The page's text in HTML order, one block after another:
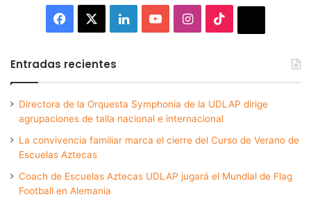
Facebook LinkedInYouTubeInstagram
Entradas recientes
Directora de la Orquesta Symphonia de la UDLAP dirige
agrupaciones de talla nacional e internacional
La convivencia familiar marca el cierre del Curso de Verano de
Escuelas Aztecas
Coach de Escuelas Aztecas UDLAP jugará el Mundial de Flag
Football en Alemania